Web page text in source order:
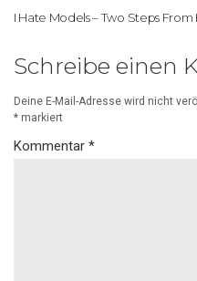
I Hate Models – Two Steps From
Schreibe einen
Deine E-Mail-Adresse wird nicht
* markiert
Kommentar *